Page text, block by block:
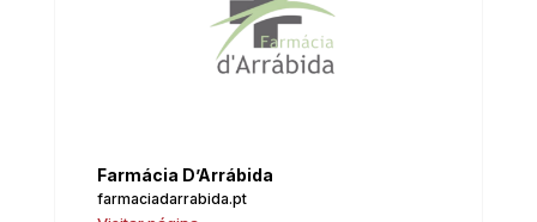
Farmácia D’Arrábida
farmaciadarrabida.pt